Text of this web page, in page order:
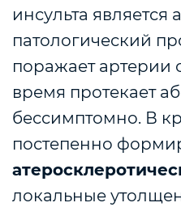
инсульта является
патологический
поражает артерии
время протекает
бессимптомно. В
постепенно
локальные